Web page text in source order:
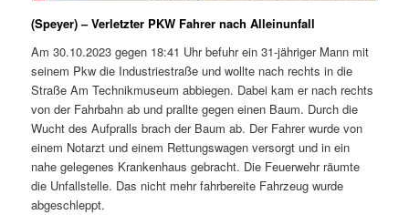
(Speyer) – Verletzter PKW Fahrer nach Alleinunfall
Am 30.10.2023 gegen 18:41 Uhr befuhr ein 31-jähriger Mann mit
seinem Pkw die Industriestraße und wollte nach rechts in die
Straße Am Technikmuseum abbiegen. Dabei kam er nach rechts
von der Fahrbahn ab und prallte gegen einen Baum. Durch die
Wucht des Aufpralls brach der Baum ab. Der Fahrer wurde von
einem Notarzt und einem Rettungswagen versorgt und in ein
nahe gelegenes Krankenhaus gebracht. Die Feuerwehr räumte
die Unfallstelle. Das nicht mehr fahrbereite Fahrzeug wurde
abgeschleppt.